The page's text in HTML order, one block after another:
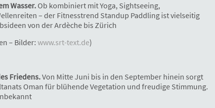
Wasser. Ob kombiniert mit Yoga, Sightseeing,
– der Fitnesstrend Standup Paddling ist vielseitig
von der Ardèche bis Zürich
– Bilder:www.srt-text.de)
Friedens.Von Mitte Juni bis in den September hinein sorgt
Oman für blühende Vegetation und freudige Stimmung.